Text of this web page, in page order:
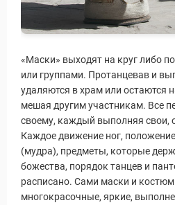
«Маски» выходят на круг либо
или группами. Протанцевав и
удаляются в храм или остаются
мешая другим участникам. Все
своему, каждый выполняя свои,
Каждое движение ног,
(мудра), предметы, которые
божества, порядок танцев и
расписано. Сами маски и
многокрасочные, яркие,